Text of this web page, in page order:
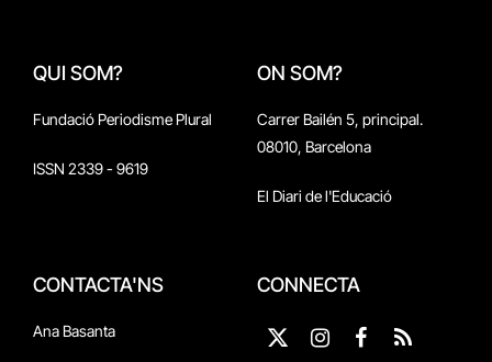
QUI SOM?
Fundació Periodisme Plural
ISSN 2339 - 9619
ON SOM?
Carrer Bailén 5, principal.
08010, Barcelona
El Diari de l'Educació
CONTACTA'NS
Ana Basanta
CONNECTA
X
Instagram
Facebook
RSS